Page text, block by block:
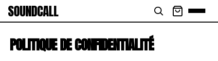
SOUNDCALL
POLITIQUE DE CONFIDENTIALITÉ